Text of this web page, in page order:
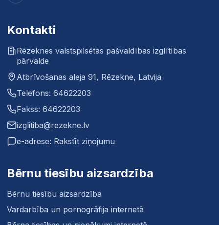
Kontakti
Rēzeknes valstspilsētas pašvaldības izglītības
pārvalde
Atbrīvošanas aleja 91, Rēzekne, Latvija
Telefons: 64622203
Fakss: 64622203
izglitiba@rezekne.lv
e-adrese: Rakstīt ziņojumu
Bērnu tiesību aizsardzība
Bērnu tiesību aizsardzība
Vardarbība un pornogrāfija internetā